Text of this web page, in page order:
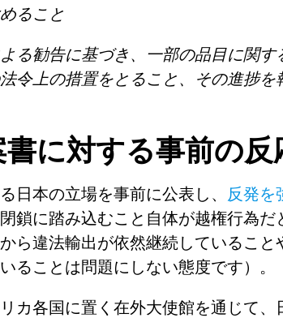
ること
る勧告に基づき、一部の品目に関
令上の措置をとること、その進捗を
書に対する事前の反
日本の立場を事前に公表し、 反発を
鎖に踏み込むこと自体が越権行為だ
ら違法輸出が依然継続していること
ることは問題にしない態度です）。
カ各国に置く在外大使館を通じて、